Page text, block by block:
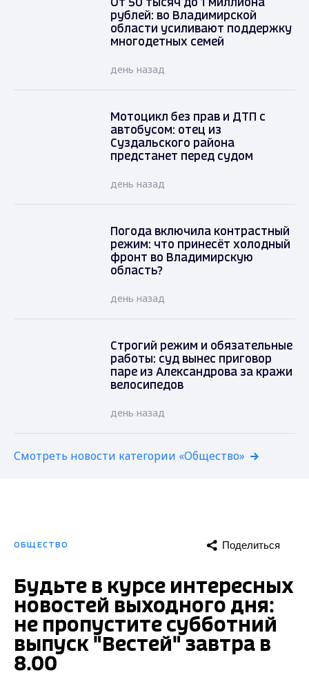
От 50 тысяч до 1 миллиона
рублей: во Владимирской
области усиливают поддержку
многодетных семей
день назад
Мотоцикл без прав и ДТП с
автобусом: отец из
Суздальского района
предстанет перед судом
день назад
Погода включила контрастный
режим: что принесёт холодный
фронт во Владимирскую
область?
день назад
Строгий режим и обязательные
работы: суд вынес приговор
паре из Александрова за кражи
велосипедов
день назад
Смотреть новости категории «Общество»
ОБЩЕСТВО Поделиться
Будьте в курсе интересных
новостей выходного дня:
не пропустите субботний
выпуск "Вестей" завтра в
8.00